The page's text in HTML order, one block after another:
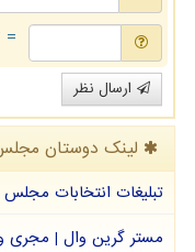
= ۷ بعلاوه ۵
ارسال نظر
لینک دوستان
تبلیغات انتخابات مجلس
مستر گرین وال | مجری و